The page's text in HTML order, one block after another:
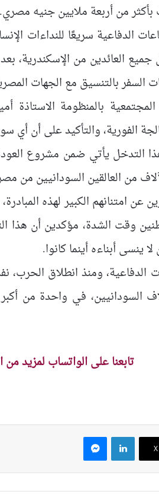
من أربعة ملايين جنيه مصري.
الدفاعية سريعًا للنداءات
العائدين من الإسكندرية،
السفر بالتنسيق مع الجهات
بالمنظومة الاستاذة
الفورية، والتأكيد على أن أي
التدخل يأتي ضمن مشروع
من العالقين السودانيين من
امتنانهم الكبير لهذه
وقت الشدة، مؤكدين أن هذا
ينسى أبناءه أينما كانوا.
السودانيين، في واحدة من
تابعنا على الواتساب لمزيد من
‫X
لينكدإن ماسنجر